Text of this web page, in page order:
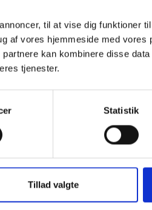
til at vise dig funktioner
af vores hjemmeside med vores
kan kombinere disse
tjenester.
Statistik
Tillad valgte
Beskrivelse Norm